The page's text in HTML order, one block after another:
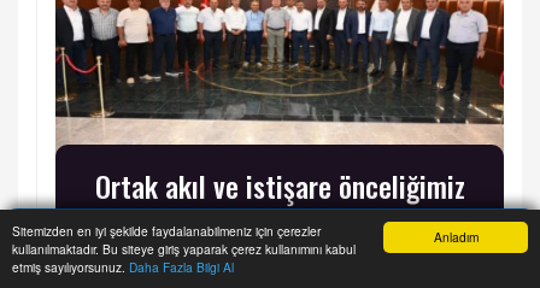
Anladım
Sitemizden en iyi şekilde faydalanabilmeniz için çerezler
kullanılmaktadır. Bu siteye giriş yaparak çerez kullanımını kabul
etmiş sayılıyorsunuz. Daha Fazla Bilgi Al
Ortak akıl ve istişare önceliğimiz
Anasayfa Yazarlar Haber Ara İhbar Hattı Menu